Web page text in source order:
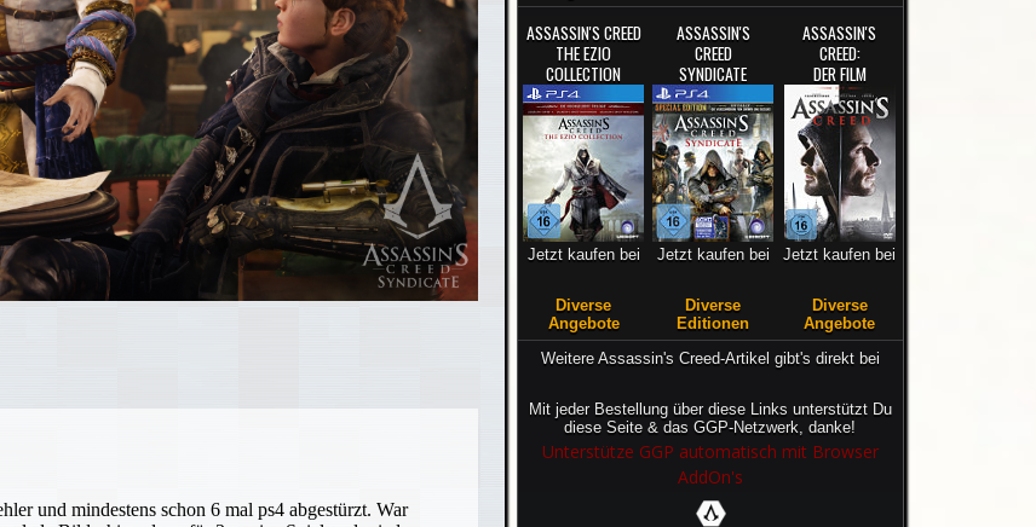
ASSASSIN'S CREED
THE EZIO
COLLECTION
Jetzt kaufen bei
Diverse
Angebote
ASSASSIN'S
CREED
SYNDICATE
Jetzt kaufen bei
Diverse
Editionen
ASSASSIN'S
CREED:
DER FILM
Jetzt kaufen bei
Diverse
Angebote
Weitere Assassin's Creed-Artikel gibt's direkt bei
Mit jeder Bestellung über diese Links unterstützt Du
diese Seite & das GGP-Netzwerk, danke!
Unterstütze GGP automatisch mit Browser
AddOn's